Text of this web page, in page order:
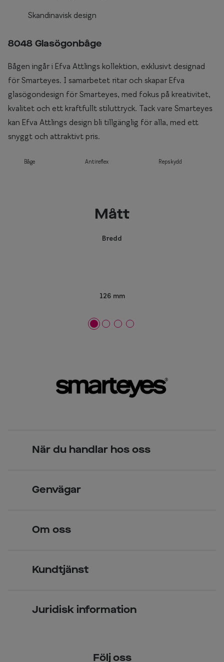
Skandinavisk design
8048 Glasögonbåge
Bågen ingår i Efva Attlings kollektion, exklusivt designad
för Smarteyes. I samarbetet ritar och skapar Efva
glasögondesign för Smarteyes, med fokus på kreativitet,
kvalitet och ett kraftfullt stiluttryck. Tack vare Smarteyes
kan Efva Attlings design bli tillgänglig för alla, med ett
snyggt och attraktivt pris.
Båge Antireflex Repskydd
Mått
Bredd
126 mm
När du handlar hos oss
Över 70 butiker
Genvägar
Kontaktlinser
Om oss
Kundtjänst
Juridisk information
Följ oss